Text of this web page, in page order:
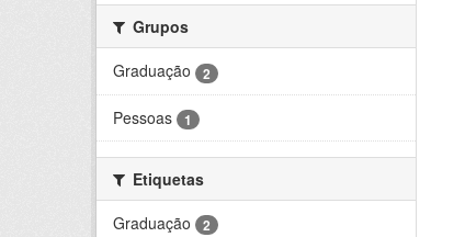
Grupos
Graduação
2
Pessoas 1
Etiquetas
Graduação
2